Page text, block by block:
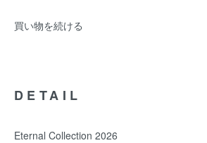
買い物を続ける
DETAIL
Eternal Collection 2026